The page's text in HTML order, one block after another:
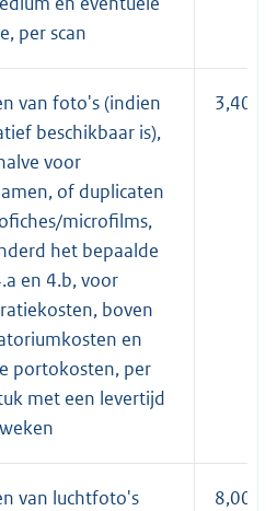
per scan
van foto's (indien
beschikbaar is),
voor
of duplicaten
microfilms,
het bepaalde
en 4.b, voor
boven
en
portokosten, per
met een levertijd
3,40
van luchtfoto's
8,00